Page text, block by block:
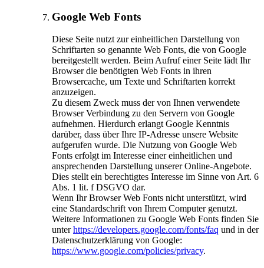
Google Web Fonts
Diese Seite nutzt zur einheitlichen Darstellung von
Schriftarten so genannte Web Fonts, die von Google
bereitgestellt werden. Beim Aufruf einer Seite lädt Ihr
Browser die benötigten Web Fonts in ihren
Browsercache, um Texte und Schriftarten korrekt
anzuzeigen.
Zu diesem Zweck muss der von Ihnen verwendete
Browser Verbindung zu den Servern von Google
aufnehmen. Hierdurch erlangt Google Kenntnis
darüber, dass über Ihre IP-Adresse unsere Website
aufgerufen wurde. Die Nutzung von Google Web
Fonts erfolgt im Interesse einer einheitlichen und
ansprechenden Darstellung unserer Online-Angebote.
Dies stellt ein berechtigtes Interesse im Sinne von Art. 6
Abs. 1 lit. f DSGVO dar.
Wenn Ihr Browser Web Fonts nicht unterstützt, wird
eine Standardschrift von Ihrem Computer genutzt.
Weitere Informationen zu Google Web Fonts finden Sie
unterhttps://developers.google.com/fonts/faq und in der
Datenschutzerklärung von Google:
https://www.google.com/policies/privacy.